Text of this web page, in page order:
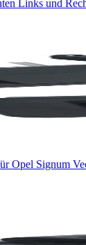
Links und
Opel Signum